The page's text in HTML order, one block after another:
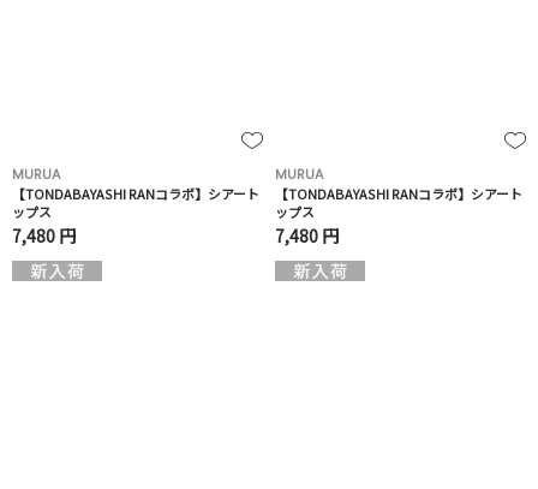
MURUA
【TONDABAYASHI RANコラボ】シアート
ップス
7,480 円
MURUA
【TONDABAYASHI RANコラボ】シアート
ップス
7,480 円